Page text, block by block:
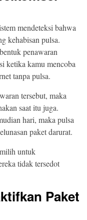
mendeteksi bahwa
kehabisan pulsa.
penawaran
ketika kamu mencoba
tanpa pulsa.
tersebut, maka
saat itu juga.
hari, maka pulsa
paket darurat.
untuk
tidak tersedot
Paket